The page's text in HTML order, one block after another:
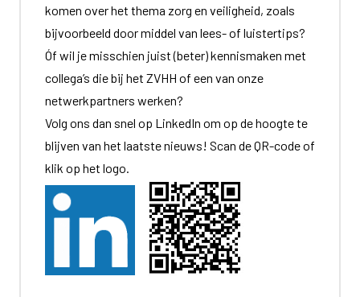
komen over het thema zorg en veiligheid, zoals
bijvoorbeeld door middel van lees- of luistertips?
Óf wil je misschien juist (beter) kennismaken met
collega’s die bij het ZVHH of een van onze
netwerkpartners werken?
Volg ons dan snel op LinkedIn om op de hoogte te
blijven van het laatste nieuws! Scan de QR-code of
klik op het logo.